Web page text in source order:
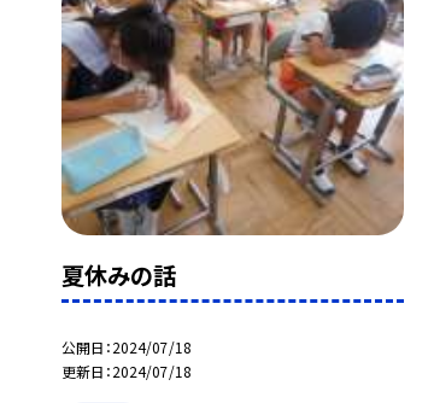
夏休みの話
公開日 2024/07/18
更新日 2024/07/18